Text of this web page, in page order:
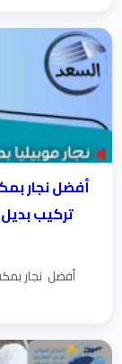
أفضل نجار
تركيب
أفضل نجار